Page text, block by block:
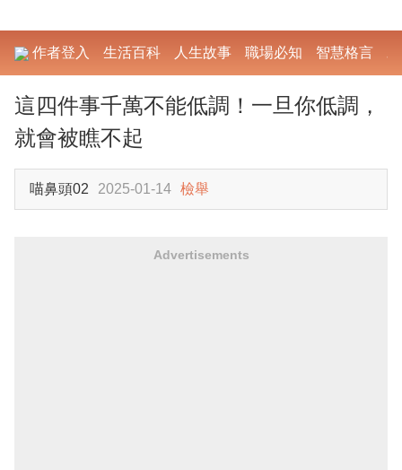
作者登入 生活百科 人生故事 職場必知 智慧格言
這四件事千萬不能低調！一旦你低調，
就會被瞧不起
喵鼻頭02 2025-01-14 檢舉
Advertisements